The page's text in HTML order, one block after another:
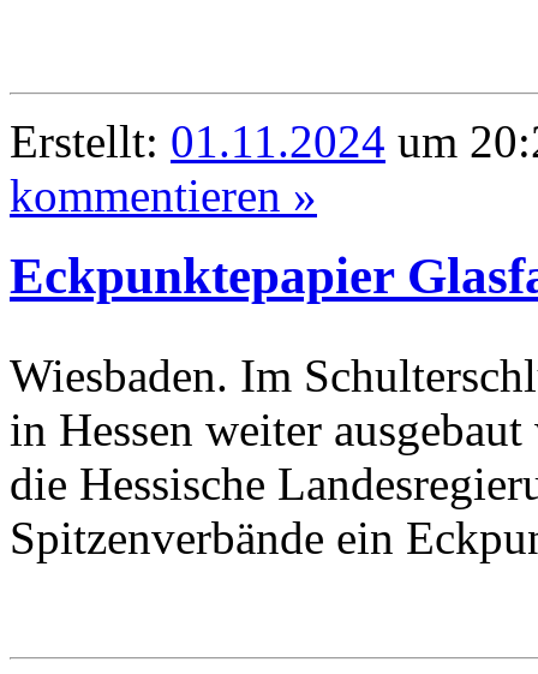
Erstellt: 01.11.2024 um
kommentieren »
Eckpunktepapier
Wiesbaden. Im
in Hessen weiter
die Hessische
Spitzenverbände ein